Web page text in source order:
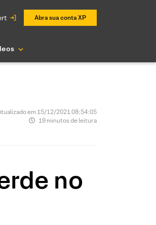
Abra sua conta XP
em 15/12/2021 08:54:05
19 minutos de leitura
no